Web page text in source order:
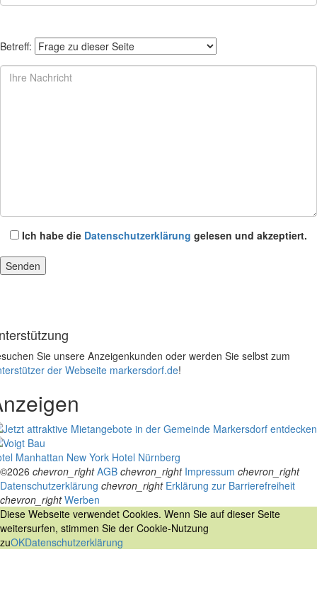
Betreff:
Ich habe die Datenschutzerklärung gelesen und akzeptiert.
Sie unsere Anzeigenkunden oder werden Sie selbst zum
der Webseite markersdorf.de!
Manhattan New York Hotel Nürnberg
©2026 chevron_right AGB chevron_right Impressum chevron_right
Datenschutzerklärung chevron_right Erklärung zur Barrierefreiheit
chevron_right Werben
Diese Webseite verwendet Cookies. Wenn Sie auf dieser Seite
weitersurfen, stimmen Sie der Cookie-Nutzung
zuOKDatenschutzerklärung